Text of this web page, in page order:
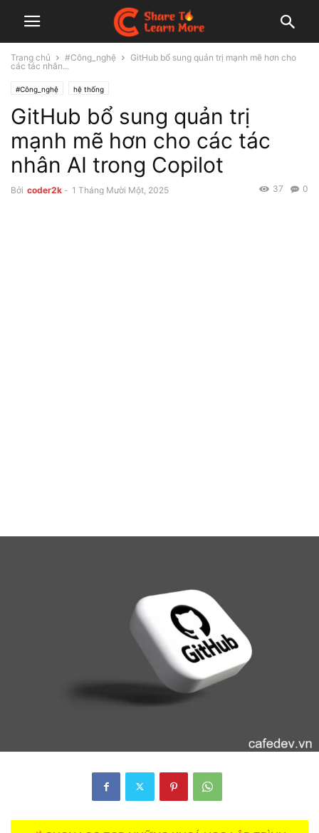
Trang chủ #Công_nghệ
GitHub bổ sung quản trị mạnh mẽ hơn cho
các tác nhân...
#Công_nghệ hệ thống
GitHub bổ sung quản trị
mạnh mẽ hơn cho các tác
nhân AI trong Copilot
Bởi coder2k - 1 Tháng Mười Một, 2025 0
37